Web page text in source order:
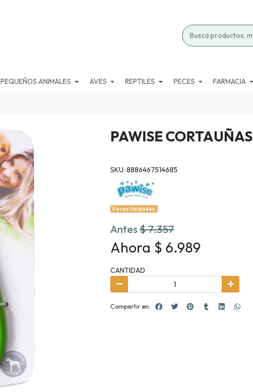
PEQUEÑOS ANIMALES AVES REPTILES PECES FARMACIA
PAWISE CORTAUÑAS
SKU: 8886467514685
Pocas Unidades.
Antes$ 7.357
Ahora $ 6.989
CANTIDAD
Compartir en: